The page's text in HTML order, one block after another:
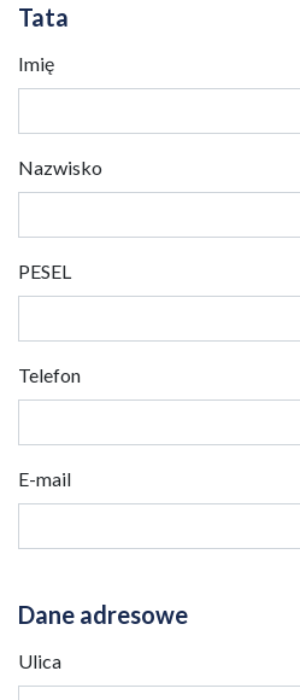
Tata
Imię
Nazwisko
PESEL
Telefon
E-mail
Dane adresowe
Ulica